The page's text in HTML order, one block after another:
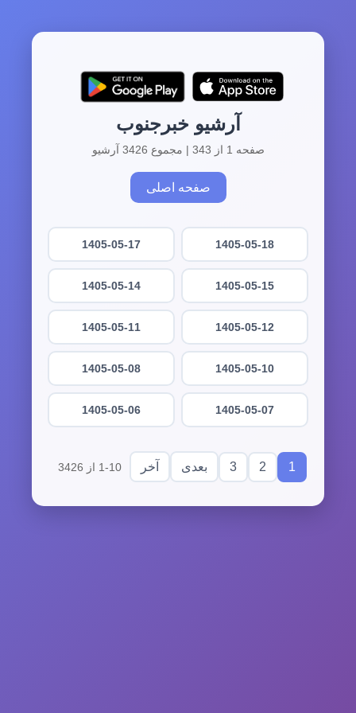
آرشیو خبرجنوب
صفحه 1 از 343 | مجموع 3426 آرشیو
صفحه اصلی
1405-05-18
1405-05-17
1405-05-15
1405-05-14
1405-05-12
1405-05-11
1405-05-10
1405-05-08
1405-05-07
1405-05-06
1
2
3 بعدی آخر 1-10 از 3426